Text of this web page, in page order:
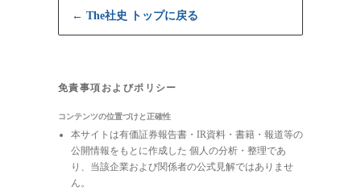
← The社史 トップに戻る
免責事項およびポリシー
コンテンツの位置づけと正確性
本サイトは有価証券報告書・IR資料・書籍・報道等の
公開情報をもとに作成した 個人の分析・整理であ
り、当該企業および関係者の公式見解ではありませ
ん。